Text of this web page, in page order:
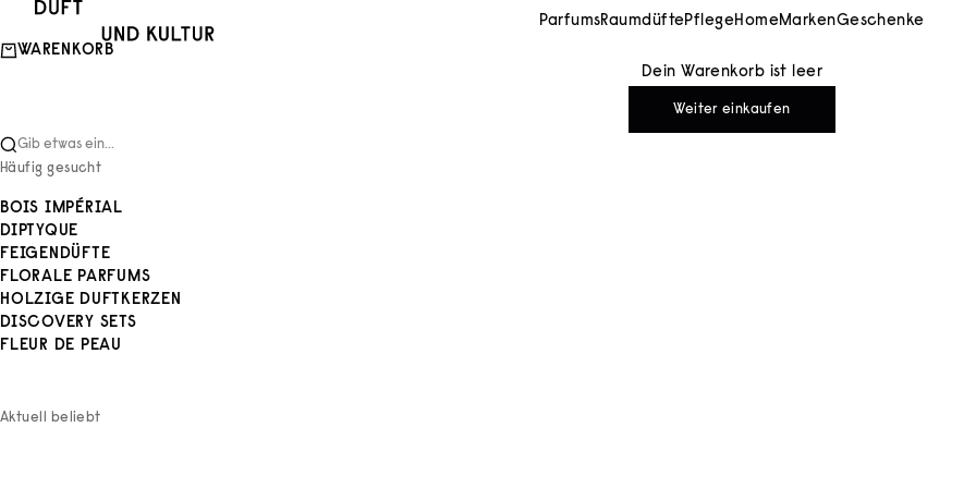
Zum Inhalt springen
Duft und Kultur ParfumsRaumdüftePflegeHomeMarkenGeschenke
WARENKORB
Dein Warenkorb ist leer
Weiter einkaufen
Gib etwas ein...
Häufig gesucht
BOIS IMPÉRIAL
DIPTYQUE
FEIGENDÜFTE
FLORALE PARFUMS
HOLZIGE DUFTKERZEN
DISCOVERY SETS
FLEUR DE PEAU
Aktuell beliebt